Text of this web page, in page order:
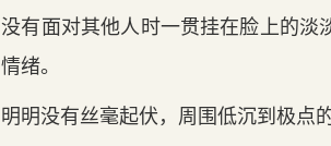
没有‌面对其他人时一贯挂在脸上‌的
情绪。
明明没有‌丝毫起伏，周围低沉到极点